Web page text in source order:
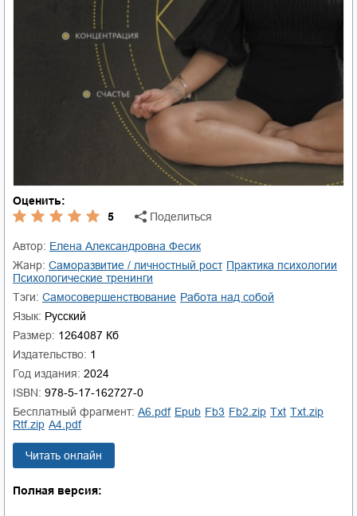
Оценить:
5
Поделиться
Автор:
Елена Александровна Фесик
Жанр:
саморазвитие / личностный рост
практика психологии
психологические тренинги
Тэги:
самосовершенствование
работа над собой
Язык: Русский
Размер: 1264087 Кб
Издательство: 1
Год издания: 2024
ISBN: 978-5-17-162727-0
Бесплатный фрагмент:
a6.pdf epub fb3 fb2.zip txt
txt.zip
rtf.zip
a4.pdf
Читать онлайн
Полная версия: